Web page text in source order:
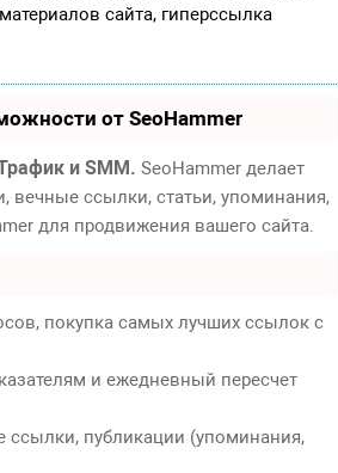
сайта, гиперссылка
от SeoHammer
и SMM. SeoHammer делает
ссылки, статьи, упоминания,
для продвижения вашего сайта.
покупка самых лучших ссылок с
и ежедневный пересчет
публикации (упоминания,